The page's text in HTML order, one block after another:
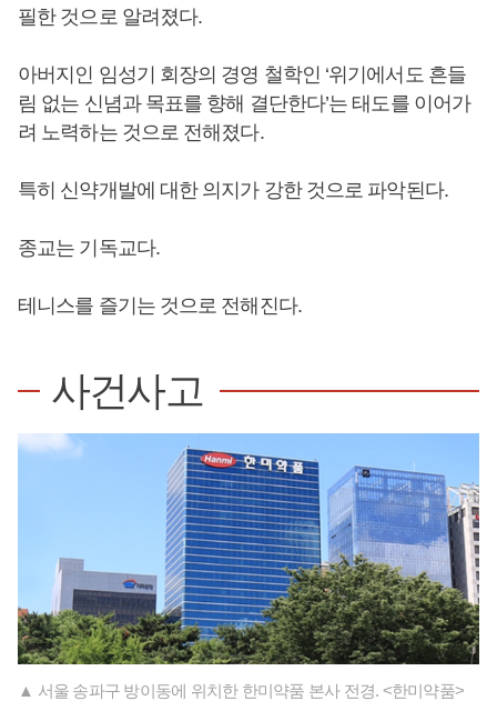
필한 것으로 알려졌다.
아버지인 임성기 회장의 경영 철학인 ‘위기에서도 흔들
림 없는 신념과 목표를 향해 결단한다’는 태도를 이어가
려 노력하는 것으로 전해졌다.
특히 신약개발에 대한 의지가 강한 것으로 파악된다.
종교는 기독교다.
테니스를 즐기는 것으로 전해진다.
사건사고
▲ 서울 송파구 방이동에 위치한 한미약품 본사 전경. <한미약품>